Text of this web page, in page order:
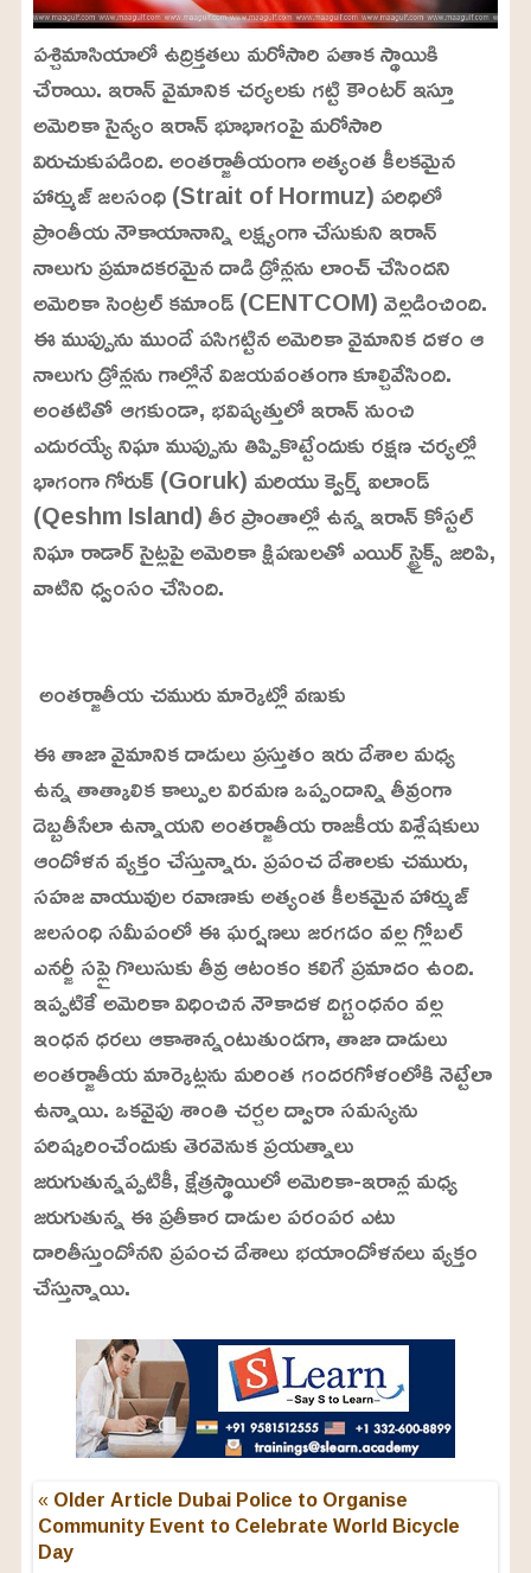
పశ్చిమాసియాలో ఉద్రిక్తతలు మరోసారి పతాక స్థాయికి
చేరాయి. ఇరాన్ వైమానిక చర్యలకు గట్టి కౌంటర్ ఇస్తూ
అమెరికా సైన్యం ఇరాన్ భూభాగంపై మరోసారి
విరుచుకుపడింది. అంతర్జాతీయంగా అత్యంత కీలకమైన
హార్ముజ్ జలసంధి (Strait of Hormuz) పరిధిలో
ప్రాంతీయ నౌకాయానాన్ని లక్ష్యంగా చేసుకుని ఇరాన్
నాలుగు ప్రమాదకరమైన దాడి డ్రోన్లను లాంచ్ చేసిందని
అమెరికా సెంట్రల్ కమాండ్ (CENTCOM) వెల్లడించింది.
ఈ ముప్పును ముందే పసిగట్టిన అమెరికా వైమానిక దళం ఆ
నాలుగు డ్రోన్లను గాల్లోనే విజయవంతంగా కూల్చివేసింది.
అంతటితో ఆగకుండా, భవిష్యత్తులో ఇరాన్ నుంచి
ఎదురయ్యే నిఘా ముప్పును తిప్పికొట్టేందుకు రక్షణ చర్యల్లో
భాగంగా గోరుక్ (Goruk) మరియు క్వెర్మ్ ఐలాండ్
(Qeshm Island) తీర ప్రాంతాల్లో ఉన్న ఇరాన్ కోస్టల్
నిఘా రాడార్ సైట్లపై అమెరికా క్షిపణులతో ఎయిర్ స్ట్రైక్స్ జరిపి,
వాటిని ధ్వంసం చేసింది.
U
n
t
e
a
d
:
2
4
.
6
3
%
అంతర్జాతీయ చమురు మార్కెట్లో వణుకు
ఈ తాజా వైమానిక దాడులు ప్రస్తుతం ఇరు దేశాల మధ్య
ఉన్న తాత్కాలిక కాల్పుల విరమణ ఒప్పందాన్ని తీవ్రంగా
దెబ్బతీసేలా ఉన్నాయని అంతర్జాతీయ రాజకీయ విశ్లేషకులు
ఆందోళన వ్యక్తం చేస్తున్నారు. ప్రపంచ దేశాలకు చమురు,
సహజ వాయువుల రవాణాకు అత్యంత కీలకమైన హార్ముజ్
జలసంధి సమీపంలో ఈ ఘర్షణలు జరగడం వల్ల గ్లోబల్
ఎనర్జీ సప్లై గొలుసుకు తీవ్ర ఆటంకం కలిగే ప్రమాదం ఉంది.
ఇప్పటికే అమెరికా విధించిన నౌకాదళ దిగ్బంధనం వల్ల
ఇంధన ధరలు ఆకాశాన్నంటుతుండగా, తాజా దాడులు
అంతర్జాతీయ మార్కెట్లను మరింత గందరగోళంలోకి నెట్టేలా
ఉన్నాయి. ఒకవైపు శాంతి చర్చల ద్వారా సమస్యను
పరిష్కరించేందుకు తెరవెనుక ప్రయత్నాలు
జరుగుతున్నప్పటికీ, క్షేత్రస్థాయిలో అమెరికా-ఇరాన్ల మధ్య
జరుగుతున్న ఈ ప్రతీకార దాడుల పరంపర ఎటు
దారితీస్తుందోనని ప్రపంచ దేశాలు భయాందోళనలు వ్యక్తం
చేస్తున్నాయి.
« Older Article Dubai Police to Organise
Community Event to Celebrate World Bicycle
Day